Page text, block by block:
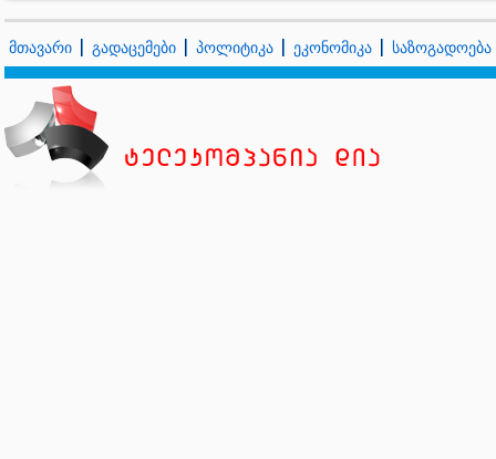
მთავარი გადაცემები პოლიტიკა ეკონომიკა საზოგადოება